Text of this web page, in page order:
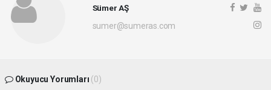
Sümer AŞ
sumer@sumeras.com
Okuyucu Yorumları (0)